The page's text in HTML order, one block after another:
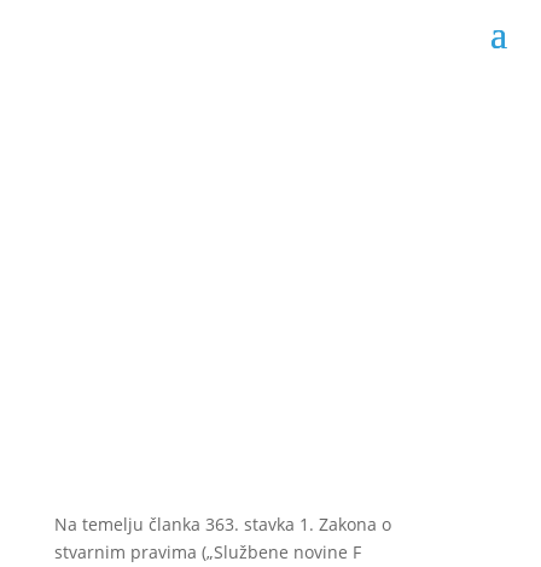
Na temelju članka 363. stavka 1. Zakona o
stvarnim pravima („Službene novine F